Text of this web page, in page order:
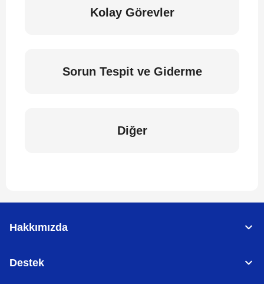
Kolay Görevler
Sorun Tespit ve Giderme
Diğer
Hakkımızda
Destek